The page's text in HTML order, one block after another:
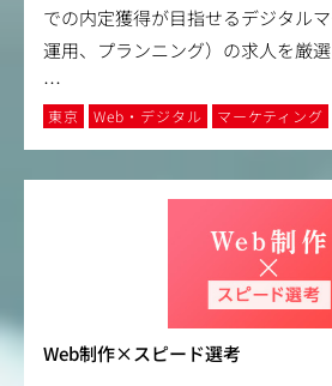
での内定獲得が目指せるデジタル
運用、プランニング）の求人を厳選
…
東京 Web・デジタル マーケティング
Web制作×スピード選考